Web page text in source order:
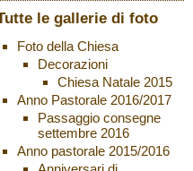
le gallerie di foto
Foto della Chiesa
Decorazioni
Chiesa Natale 2015
Anno Pastorale 2016/2017
Passaggio consegne
settembre 2016
Anno pastorale 2015/2016